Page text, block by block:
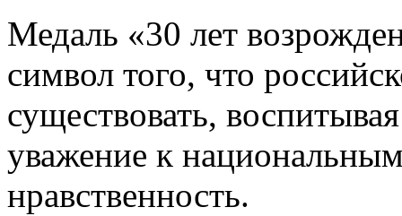
Медаль «30 лет
символ того, что
существовать,
уважение к
нравственность.